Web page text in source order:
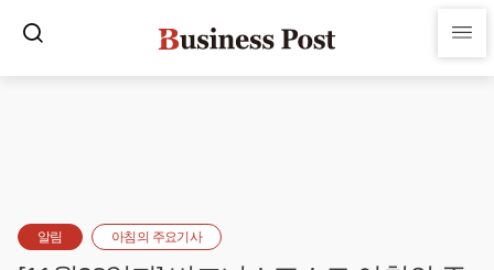
알림 아침의 주요기사